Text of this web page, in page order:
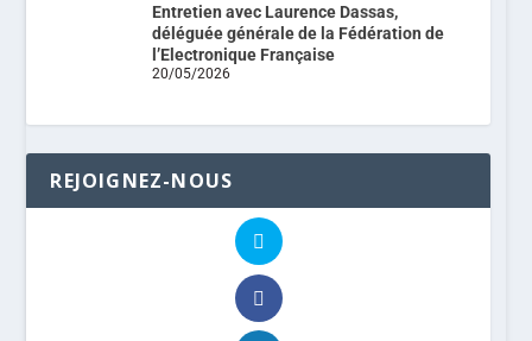
Entretien avec Laurence Dassas,
déléguée générale de la Fédération de
l’Electronique Française
20/05/2026
REJOIGNEZ-NOUS